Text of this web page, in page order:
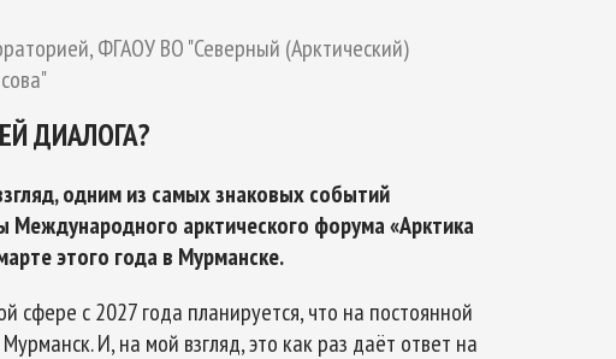
ФГАОУ ВО "Северный (Арктический)
ДИАЛОГА?
одним из самых знаковых событий
арктического форума «Арктика
этого года в Мурманске.
сфере с 2027 года планируется, что на постоянной
И, на мой взгляд, это как раз даёт ответ на